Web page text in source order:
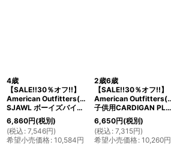
4歳
【SALE!!30％オフ!!】
American Outfitters(アメリカンアウトフィッターズ)
SJAWL ボーイズバイカラースウェット(ネイビー)
6,860円(税別)
(税込 : 7,546円)
希望小売価格: 10,584円
2歳6歳
【SALE!!30％オフ!!】
American Outfitters(アメリカンアウトフィッターズ)
子供用CARDIGAN PLAINスウェットカーディガン(ダークフォード)
6,650円(税別)
(税込 : 7,315円)
希望小売価格: 10,260円